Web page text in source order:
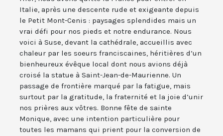
Italie, après une descente rude et exigeante depuis
le Petit Mont-Cenis : paysages splendides mais un
vrai défi pour nos pieds et notre endurance. Nous
voici à Suse, devant la cathédrale, accueillis avec
chaleur par les soeurs franciscaines, héritières d’un
bienheureux évêque local dont nous avions déjà
croisé la statue à Saint-Jean-de-Maurienne. Un
passage de frontière marqué par la fatigue, mais
surtout par la gratitude, la fraternité et la joie d’unir
nos prières aux vôtres. Bonne fête de sainte
Monique, avec une intention particulière pour
toutes les mamans qui prient pour la conversion de